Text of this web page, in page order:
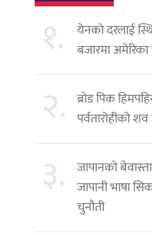
१.
येनको दरलाई
बजारमा
२. ब्रोड पिक
पर्वतारोहीको
३.
जापानको
जापानी भाषा
चुनौती